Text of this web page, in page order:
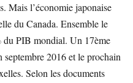
Mais l’économie japonaise
du Canada. Ensemble le
du PIB mondial. Un 17ème
septembre 2016 et le prochain
Selon les documents